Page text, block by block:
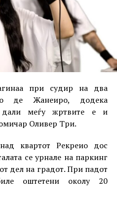
при судир на два
де Жанеиро, додека
дали меѓу жртвите е и
Оливер Три.
квартот Рекреио дос
се урнале на паркинг
дел на градот. При падот
оштетени околу 20